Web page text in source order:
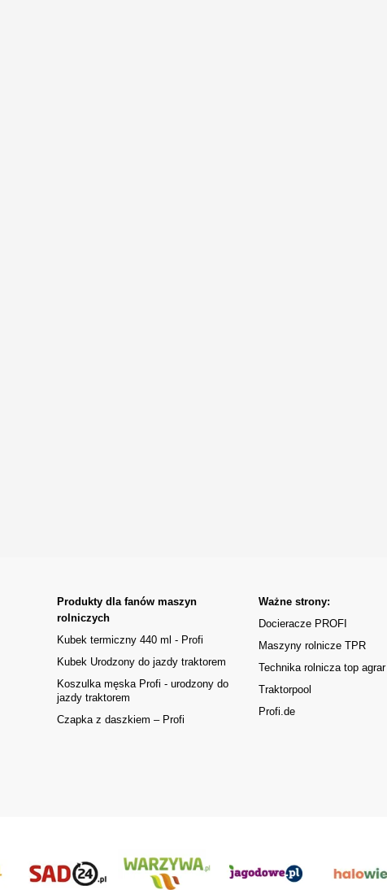
Produkty dla fanów maszyn
rolniczych
Kubek termiczny 440 ml - Profi
Kubek Urodzony do jazdy traktorem
Koszulka męska Profi - urodzony do
jazdy traktorem
Czapka z daszkiem – Profi
Ważne strony:
Docieracze PROFI
Maszyny rolnicze TPR
Technika rolnicza top agrar
Traktorpool
Profi.de